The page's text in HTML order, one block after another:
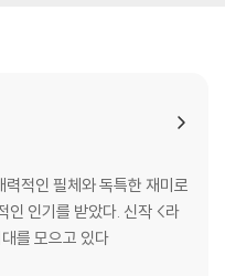
적인 필체와 독특한 재미로
인 인기를 받았다. 신작 <라
를 모으고 있다